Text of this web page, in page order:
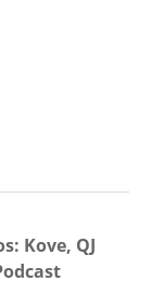
Kove, QJ